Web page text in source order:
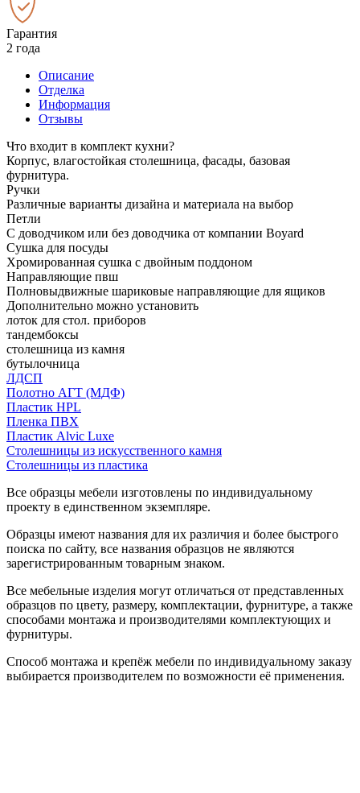
Гарантия
2 года
Описание
Отделка
Информация
Отзывы
Что входит в комплект кухни?
Корпус, влагостойкая столешница, фасады, базовая
фурнитура.
Ручки
Различные варианты дизайна и материала на выбор
Петли
С доводчиком или без доводчика от компании Boyard
Сушка для посуды
Хромированная сушка с двойным поддоном
Направляющие пвш
Полновыдвижные шариковые направляющие для ящиков
Дополнительно можно установить
лоток для стол. приборов
тандембоксы
столешница из камня
бутылочница
ЛДСП
Полотно АГТ (МДФ)
Пластик HPL
Пленка ПВХ
Пластик Alvic Luxe
Столешницы из искусственного камня
Столешницы из пластика
Все образцы мебели изготовлены по индивидуальному
проекту в единственном экземпляре.
Образцы имеют названия для их различия и более быстрого
поиска по сайту, все названия образцов не являются
зарегистрированным товарным знаком.
Все мебельные изделия могут отличаться от представленных
образцов по цвету, размеру, комплектации, фурнитуре, а также
способами монтажа и производителями комплектующих и
фурнитуры.
Способ монтажа и крепёж мебели по индивидуальному заказу
выбирается производителем по возможности её применения.